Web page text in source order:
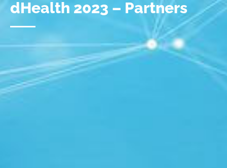
dHealth 2023 – Partners